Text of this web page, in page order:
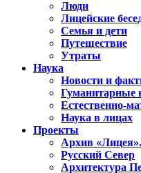
Люди
Лицейские
Семья и дети
Путешествие
Утраты
Наука
Новости и
Гуманитарные
Естественно-
Наука в лицах
Проекты
Архив
Русский Север
Архитектура